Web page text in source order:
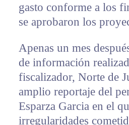
gasto conforme a los
se aprobaron los
Apenas un mes
de información
fiscalizador, Norte de
amplio reportaje del
Esparza Garcia en el
irregularidades